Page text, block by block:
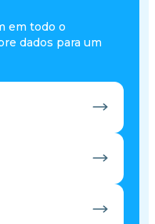
em todo o
dados para um